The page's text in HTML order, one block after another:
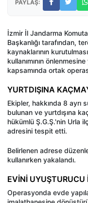
PAYLAŞ:
İzmir İl Jandarma
Başkanlığı tarafından,
kaynaklarının
kullanımının
kapsamında ortak
YURTDIŞINA
Ekipler, hakkında 8 ayrı
bulunan ve yurtdışına
hükümlü Ş.G.Ş.'nin Urla
adresini tespit etti.
Belirlenen adrese
kullanırken yakalandı.
EVİNİ
Operasyonda evde